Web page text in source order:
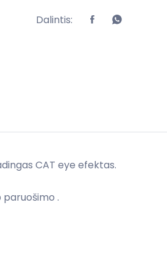
Dalintis:
CAT eye efektas.
paruošimo .